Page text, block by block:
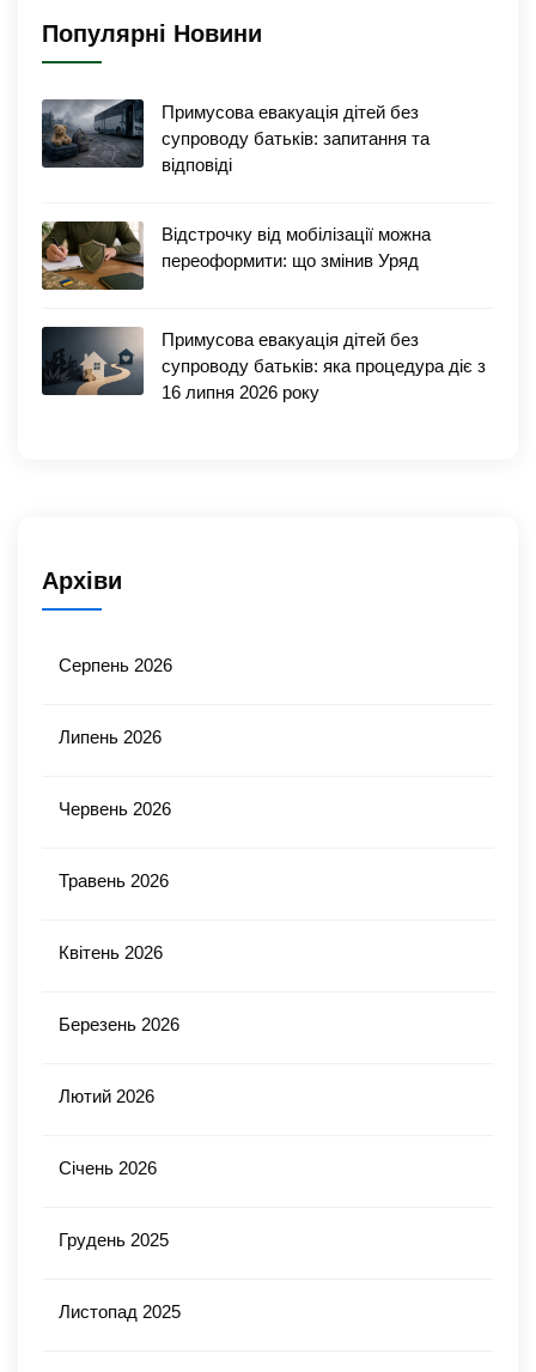
Популярні Новини
Примусова евакуація дітей без
супроводу батьків: запитання та
відповіді
Відстрочку від мобілізації можна
переоформити: що змінив Уряд
Примусова евакуація дітей без
супроводу батьків: яка процедура діє з
16 липня 2026 року
Архіви
Серпень 2026
Липень 2026
Червень 2026
Травень 2026
Квітень 2026
Березень 2026
Лютий 2026
Січень 2026
Грудень 2025
Листопад 2025